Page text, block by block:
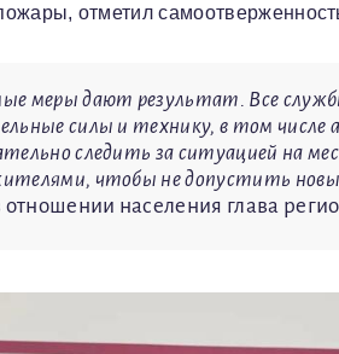
отметил
меры дают результат. Все
силы и технику, в том числе
следить за ситуацией на
чтобы не допустить
населения глава